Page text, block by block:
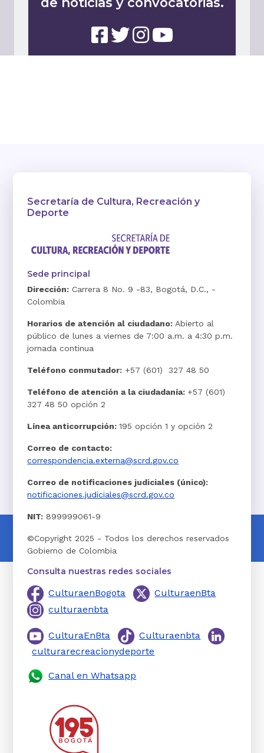
Secretaría de Cultura, Recreación y
Deporte
Sede principal
Dirección: Carrera 8 No. 9 -83, Bogotá, D.C., -
Colombia
Horarios de atención al ciudadano: Abierto al
público de lunes a viernes de 7:00 a.m. a 4:30 p.m.
jornada continua
Teléfono conmutador: +57 (601) 327 48 50
Teléfono de atención a la ciudadanía: +57 (601)
327 48 50 opción 2
Línea anticorrupción:195 opción 1 y opción 2
Correo de contacto:
correspondencia.externa@scrd.gov.co
Correo de notificaciones judiciales (único):
notificaciones.judiciales@scrd.gov.co
NIT: 899999061-9
©Copyright 2025 - Todos los derechos reservados
Gobierno de Colombia
Consulta nuestras redes sociales
CulturaenBogota
CulturaenBta
culturaenbta
CulturaEnBta
Culturaenbta
culturarecreacionydeporte
Canal en Whatsapp